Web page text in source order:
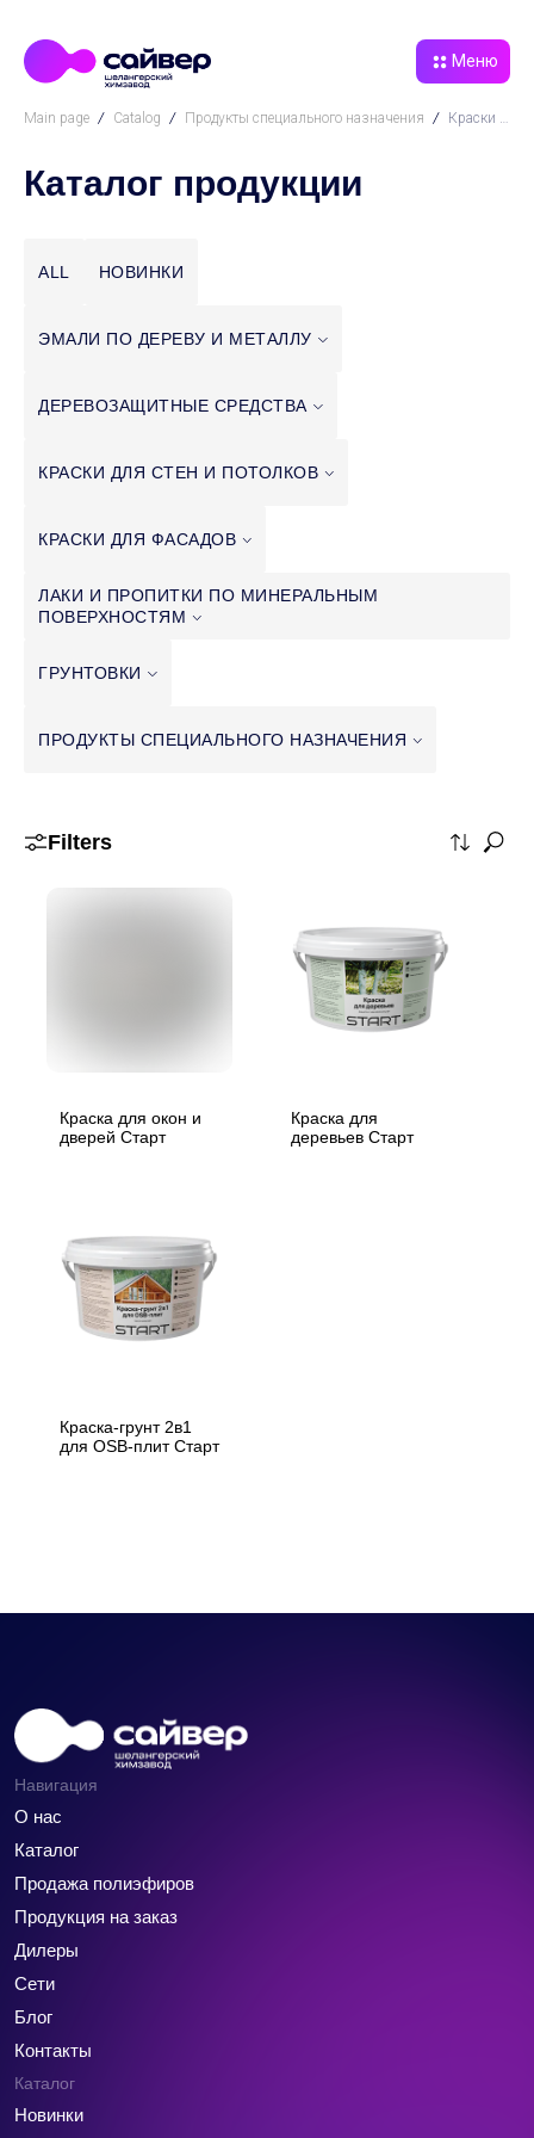
Меню
Main page Catalog Продукты специального назначения
Каталог продукции
ALL НОВИНКИ
ЭМАЛИ ПО ДЕРЕВУ И МЕТАЛЛУ
ДЕРЕВОЗАЩИТНЫЕ СРЕДСТВА
КРАСКИ ДЛЯ СТЕН И ПОТОЛКОВ
КРАСКИ ДЛЯ ФАСАДОВ
ЛАКИ И ПРОПИТКИ ПО МИНЕРАЛЬНЫМ
ПОВЕРХНОСТЯМ
ГРУНТОВКИ
ПРОДУКТЫ СПЕЦИАЛЬНОГО НАЗНАЧЕНИЯ
Filters
Краска для окон и
дверей Старт
Краска для
деревьев Старт
Краска-грунт 2в1
для OSB-плит Старт
Навигация
О нас
Каталог
Продажа полиэфиров
Продукция на заказ
Дилеры
Сети
Блог
Контакты
Каталог
Новинки